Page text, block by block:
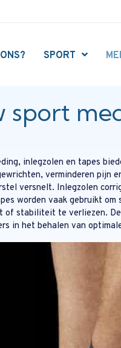
SPORT
sport
inlegzolen en tapes
verminderen pijn
versnelt. Inlegzolen
worden vaak gebruikt
of stabiliteit te verliezen.
in het behalen van